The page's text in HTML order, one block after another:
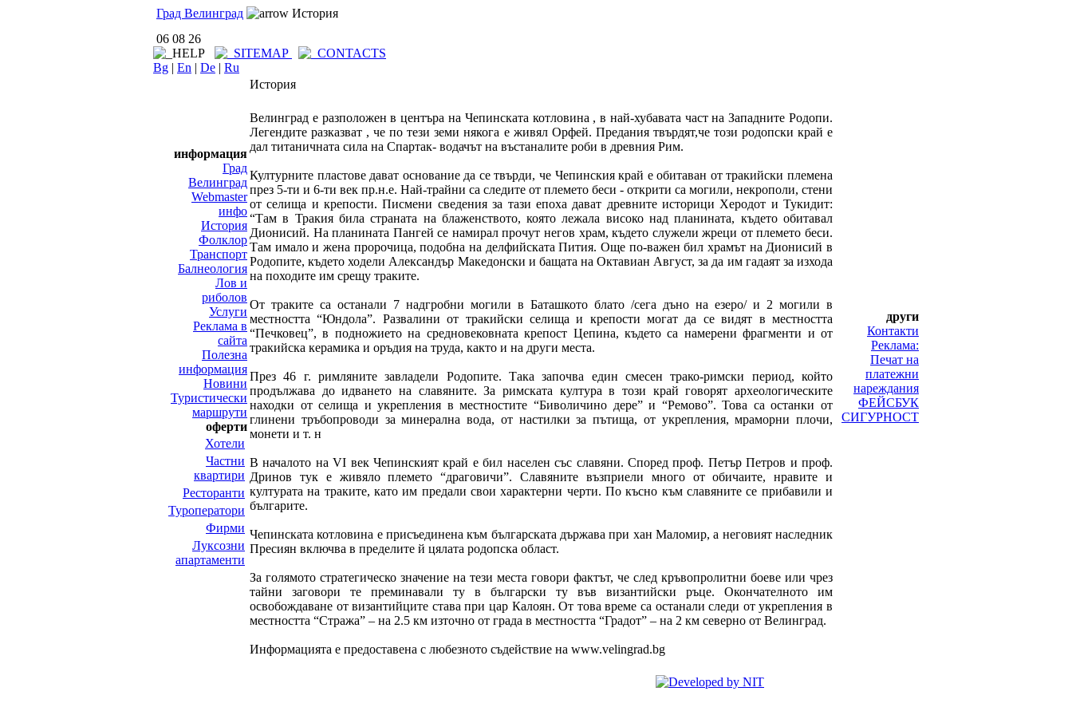
Град Велинград
История
06 08 26
Bg | En | De | Ru
информация
Град
Велинград
Webmaster
инфо
История
Фолклор
Транспорт
Балнеология
Лов и
риболов
Услуги
Реклама в
сайта
Полезна
информация
Новини
Туристически
маршрути
оферти
Хотели
Частни
квартири
Ресторанти
Туроператори
Фирми
Луксозни
апартаменти
История
Велинград е разположен в центъра на Чепинската котловина , в най-хубавата част на Западните Родопи.
Легендите разказват , че по тези земи някога е живял Орфей. Предания твърдят,че този родопски край е
дал титаничната сила на Спартак- водачът на въстаналите роби в древния Рим.
Културните пластове дават основание да се твърди, че Чепинския край е обитаван от тракийски племена
през 5-ти и 6-ти век пр.н.е. Най-трайни са следите от племето беси - открити са могили, некрополи, стени
от селища и крепости. Писмени сведения за тази епоха дават древните историци Херодот и Тукидит:
“Там в Тракия била страната на блаженството, която лежала високо над планината, където обитавал
Дионисий. На планината Пангей се намирал прочут негов храм, където служели жреци от племето беси.
Там имало и жена пророчица, подобна на делфийската Пития. Още по-важен бил храмът на Дионисий в
Родопите, където ходели Александър Македонски и бащата на Октавиан Август, за да им гадаят за изхода
на походите им срещу траките.
От траките са останали 7 надгробни могили в Баташкото блато /сега дъно на езеро/ и 2 могили в
местността “Юндола”. Развалини от тракийски селища и крепости могат да се видят в местността
“Печковец”, в подножието на средновековната крепост Цепина, където са намерени фрагменти и от
тракийска керамика и оръдия на труда, както и на други места.
През 46 г. римляните завладели Родопите. Така започва един смесен трако-римски период, който
продължава до идването на славяните. За римската култура в този край говорят археологическите
находки от селища и укрепления в местностите “Биволичино дере” и “Ремово”. Това са останки от
глинени тръбопроводи за минерална вода, от настилки за пътища, от укрепления, мраморни плочи,
монети и т. н
В началото на VI век Чепинският край е бил населен със славяни. Според проф. Петър Петров и проф.
Дринов тук е живяло племето “драговичи”. Славяните възприели много от обичаите, нравите и
културата на траките, като им предали свои характерни черти. По късно към славяните се прибавили и
българите.
Чепинската котловина е присъединена към българската държава при хан Маломир, а неговият наследник
Пресиян включва в пределите й цялата родопска област.
За голямото стратегическо значение на тези места говори фактът, че след кръвопролитни боеве или чрез
тайни заговори те преминавали ту в български ту във византийски ръце. Окончателното им
освобождаване от византийците става при цар Калоян. От това време са останали следи от укрепления в
местността “Стража” – на 2.5 км източно от града в местността “Градот” – на 2 км северно от Велинград.
Информацията е предоставена с любезното съдействие на www.velingrad.bg
други
Контакти
Реклама:
Печат на
платежни
нареждания
ФЕЙСБУК
СИГУРНОСТ